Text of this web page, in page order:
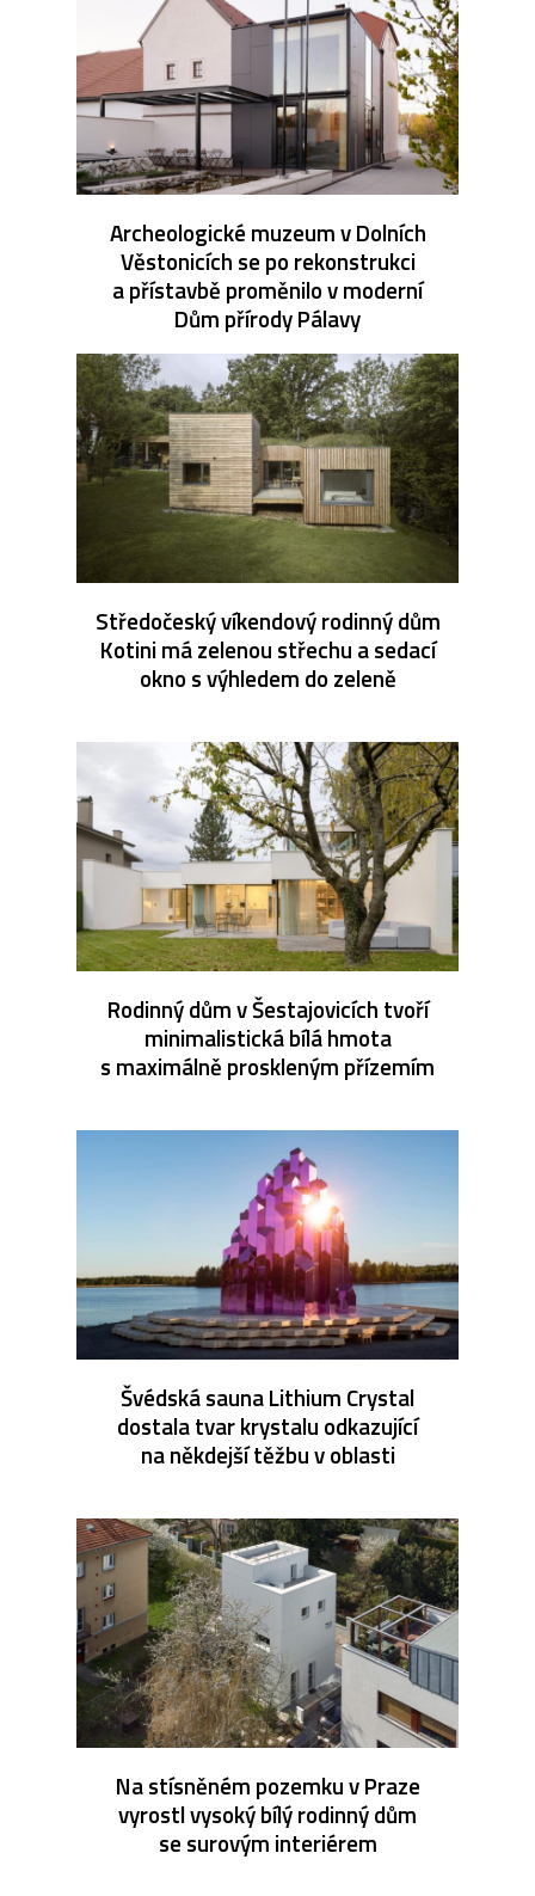
Archeologické muzeum v Dolních
Věstonicích se po rekonstrukci
a přístavbě proměnilo v moderní
Dům přírody Pálavy
Středočeský víkendový rodinný dům
Kotini má zelenou střechu a sedací
okno s výhledem do zeleně
Rodinný dům v Šestajovicích tvoří
minimalistická bílá hmota
s maximálně proskleným přízemím
Švédská sauna Lithium Crystal
dostala tvar krystalu odkazující
na někdejší těžbu v oblasti
Na stísněném pozemku v Praze
vyrostl vysoký bílý rodinný dům
se surovým interiérem